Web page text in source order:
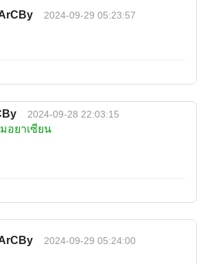
2024-09-29 05:23:57
2024-09-28 22:03:15
อยาเซียน
2024-09-29 05:24:00